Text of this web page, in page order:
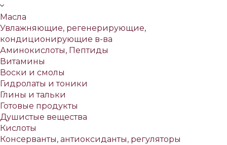
Масла
Увлажняющие, регенерирующие,
кондиционирующие в-ва
Аминокислоты, Пептиды
Витамины
Воски и смолы
Гидролаты и тоники
Глины и тальки
Готовые продукты
Душистые вещества
Кислоты
Консерванты, антиоксиданты, регуляторы